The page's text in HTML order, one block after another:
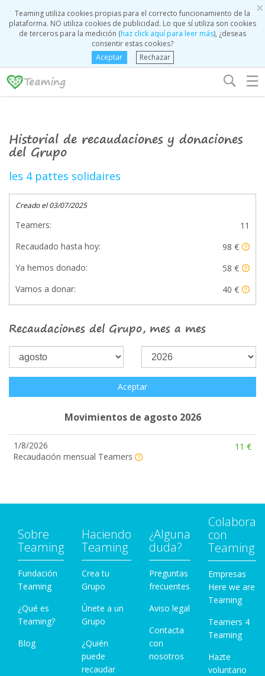
×
Teaming utiliza cookies propias para el correcto funcionamiento de la
plataforma. NO utiliza cookies de publicidad. Lo que sí utiliza son cookies
de terceros para la medición (haz click aquí para leer más), ¿deseas
consentir estas cookies?
Aceptar
Rechazar
☰
Historial de recaudaciones y donaciones
del Grupo
les 4 pattes solidaires
Creado el 03/07/2025
Teamers:
11
Recaudado hasta hoy:
98 €
Ya hemos donado:
58 €
Vamos a donar:
40 €
Recaudaciones del Grupo, mes a mes
Aceptar
Movimientos de agosto 2026
1/8/2026
Recaudación mensual Teamers
11 €
Sobre
Teaming
Fundación
Teaming
¿Qué es
Teaming?
Blog
Haciendo
Teaming
Crea tu
Grupo
Únete a un
Grupo
¿Quién
puede
recaudar
¿Alguna
duda?
Preguntas
frecuentes
Aviso legal
Contacta
con
nosotros
Colabora
con
Teaming
Empresas
Here we are
Teaming
Teamers 4
Teaming
Hazte
voluntario